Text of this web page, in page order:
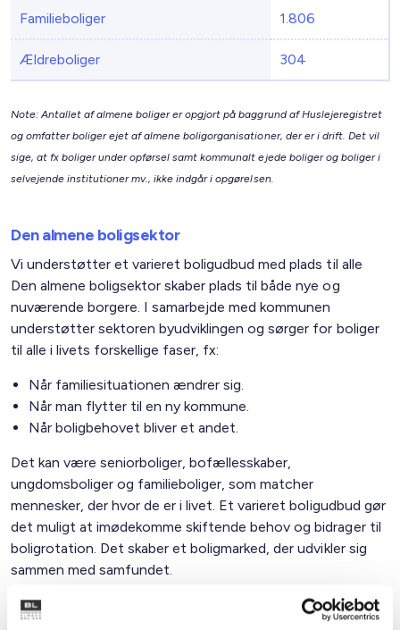
Familieboliger 1.806
Ældreboliger 304
Note: Antallet af almene boliger er opgjort på baggrund af Huslejeregistret
og omfatter boliger ejet af almene boligorganisationer, der er i drift. Det vil
sige, at fx boliger under opførsel samt kommunalt ejede boliger og boliger i
selvejende institutioner mv., ikke indgår i opgørelsen.
Den almene boligsektor
Vi understøtter et varieret boligudbud med plads til alle
Den almene boligsektor skaber plads til både nye og
nuværende borgere. I samarbejde med kommunen
understøtter sektoren byudviklingen og sørger for boliger
til alle i livets forskellige faser, fx:
Når familiesituationen ændrer sig.
Når man flytter til en ny kommune.
Når boligbehovet bliver et andet.
Det kan være seniorboliger, bofællesskaber,
ungdomsboliger og familieboliger, som matcher
mennesker, der hvor de er i livet. Et varieret boligudbud gør
det muligt at imødekomme skiftende behov og bidrager til
boligrotation. Det skaber et boligmarked, der udvikler sig
sammen med samfundet.
Familietyper i de almene boliger i kommunen